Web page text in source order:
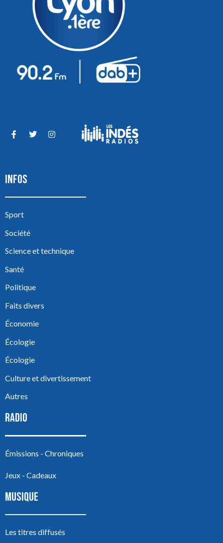
INFOS
Sport
Société
Science et technique
Santé
Politique
Faits divers
Économie
Écologie
Écologie
Culture et divertissement
Autres
RADIO
Émissions - Chroniques
Jeux - Cadeaux
MUSIQUE
Les titres diffusés